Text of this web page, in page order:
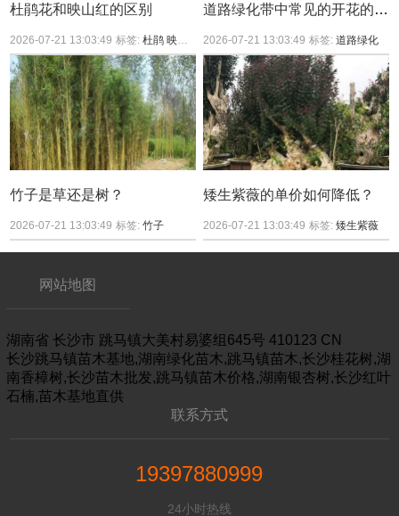
杜鹃花和映山红的区别
2026-07-21 13:03:49 标签:杜鹃 映山红
道路绿化带中常见的开花的树，是什么品种？
2026-07-21 13:03:49 标签:道路绿化
竹子是草还是树？
2026-07-21 13:03:49 标签:竹子
矮生紫薇的单价如何降低？
2026-07-21 13:03:49 标签:矮生紫薇
网站地图
湖南省 长沙市 跳马镇大美村易婆组645号 410123 CN
长沙跳马镇苗木基地,湖南绿化苗木,跳马镇苗木,长沙桂花树,湖
南香樟树,长沙苗木批发,跳马镇苗木价格,湖南银杏树,长沙红叶
石楠,苗木基地直供
联系方式
19397880999
24小时热线